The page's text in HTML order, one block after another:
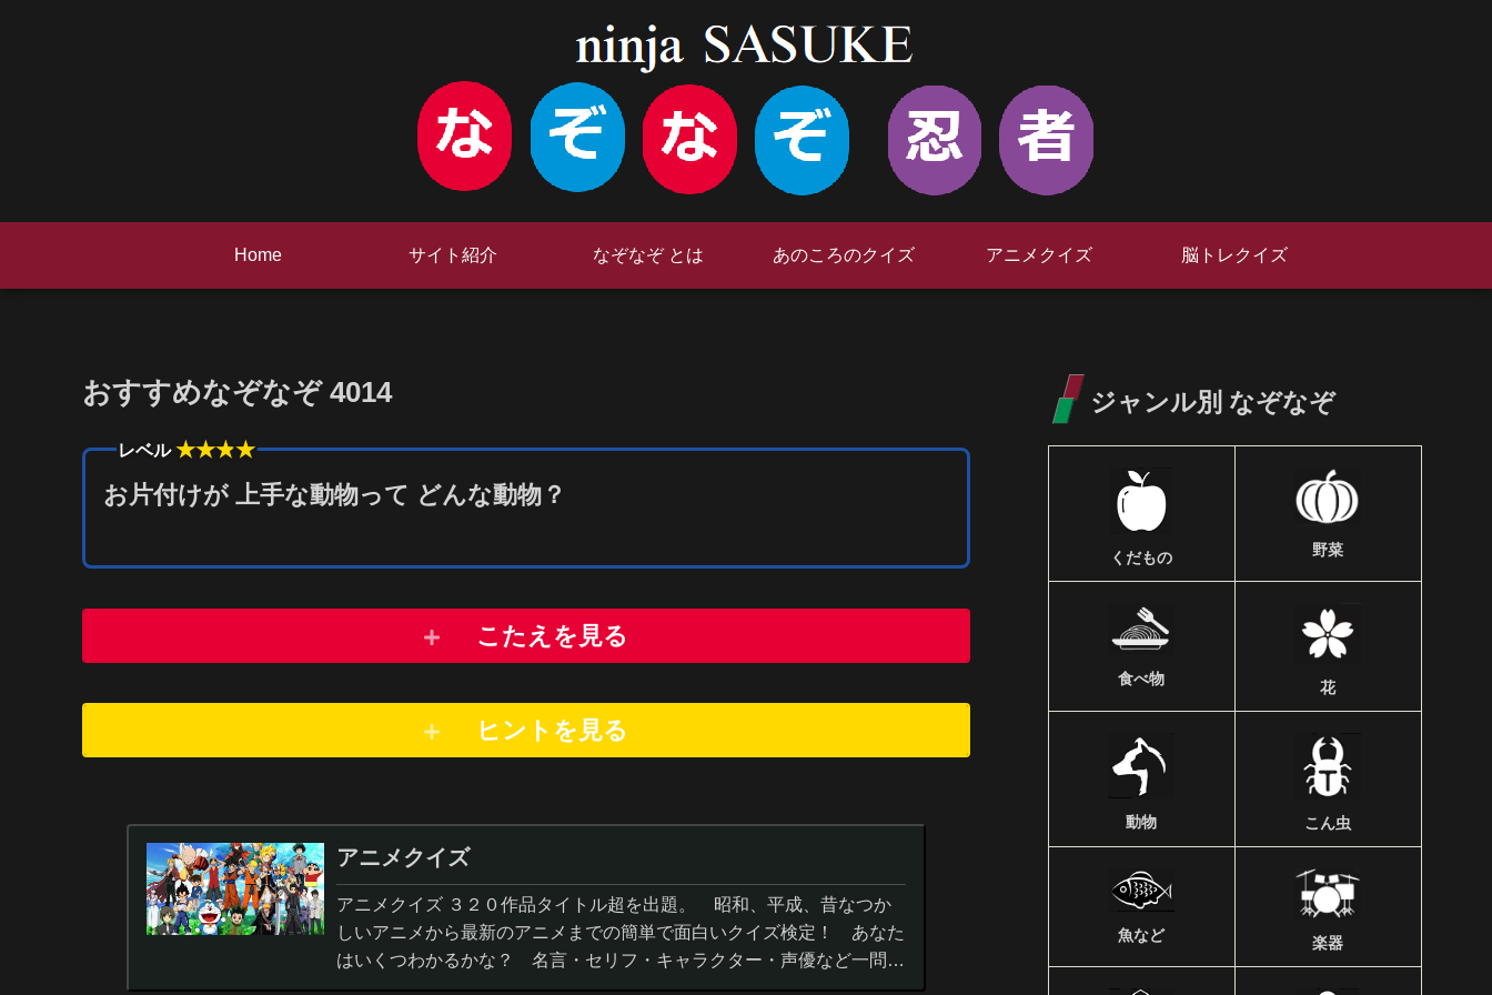
Home サイト紹介 なぞなぞ とは あのころのクイズ アニメクイズ 脳トレクイズ
おすすめなぞなぞ 4014
レベル★★★★
お片付けが 上手な動物って どんな動物？
こたえを見る
ヒントを 見る
アニメクイズ
アニメクイズ ３２０作品タイトル超を出題。 昭和、平成、昔なつか
しいアニメから最新のアニメまでの簡単で面白いクイズ検定！ あなた
はいくつわかるかな？ 名言・セリフ・キャラクター・声優など一問一
答から3択・4択問題までの小学生の簡単問題から難...
ジャンル別 なぞなぞ
くだもの 野菜
食べ物 花
動物 こん虫
魚など 楽器